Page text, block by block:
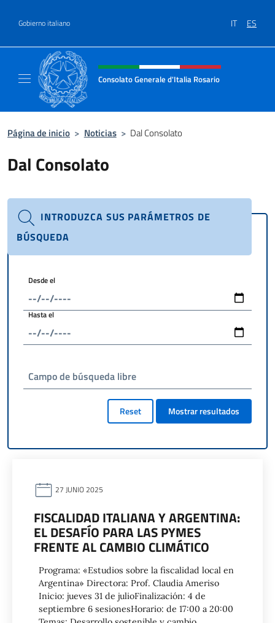
Gobierno italiano IT ES
Encabezado del sitio web,
Consolato Generale d'Italia Rosario
Página de inicio > Noticias > Dal Consolato
Dal Consolato
INTRODUZCA SUS PARÁMETROS DE
BÚSQUEDA
Desde el
Hasta el
Campo de búsqueda libre
Reset Mostrar resultados
27 JUNIO 2025
FISCALIDAD ITALIANA Y ARGENTINA:
EL DESAFÍO PARA LAS PYMES
FRENTE AL CAMBIO CLIMÁTICO
Programa: «Estudios sobre la fiscalidad local en
Argentina» Directora: Prof. Claudia Ameriso
Inicio: jueves 31 de julioFinalización: 4 de
septiembre 6 sesionesHorario: de 17:00 a 20:00